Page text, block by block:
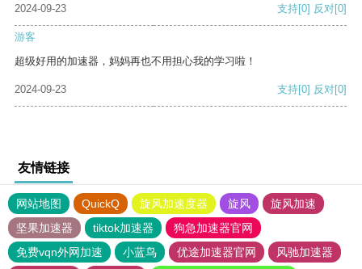
2024-09-23 支持[0] 反对[0]
游客
超级好用的加速器，妈妈再也不用担心我的学习啦！
2024-09-23 支持[0] 反对[0]
友情链接
网站地图 QuickQ 旋风加速度器 旋风
旋风加速
坚果加速器
tiktok加速器
狗急加速器官网
免费vqn外网加速
小蓝鸟 优途加速器官网
风驰加速器